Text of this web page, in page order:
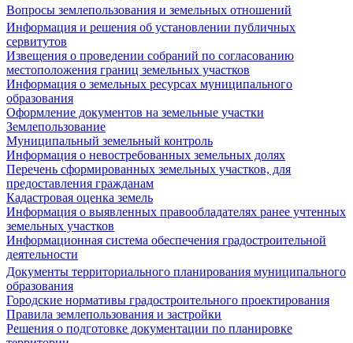
Вопросы землепользования и земельных отношений
Информация и решения об установлении публичных
сервитутов
Извещения о проведении собраний по согласованию
местоположения границ земельных участков
Информация о земельных ресурсах муниципального
образования
Оформление документов на земельные участки
Землепользование
Муниципальный земельный контроль
Информация о невостребованных земельных долях
Перечень сформированных земельных участков, для
предоставления гражданам
Кадастровая оценка земель
Информация о выявленных правообладателях ранее учтенных
земельных участков
Информационная система обеспечения градостроительной
деятельности
Документы территориального планирования муниципального
образования
Городские нормативы градостроительного проектирования
Правила землепользования и застройки
Решения о подготовке документации по планировке